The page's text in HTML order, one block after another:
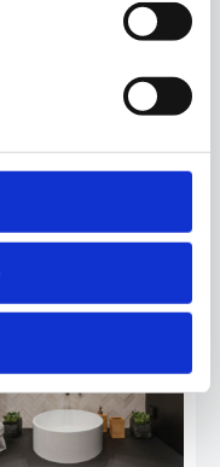
spejl med
alu ramme Antidug,
her er fra vores serie
Dette
flere
vælges